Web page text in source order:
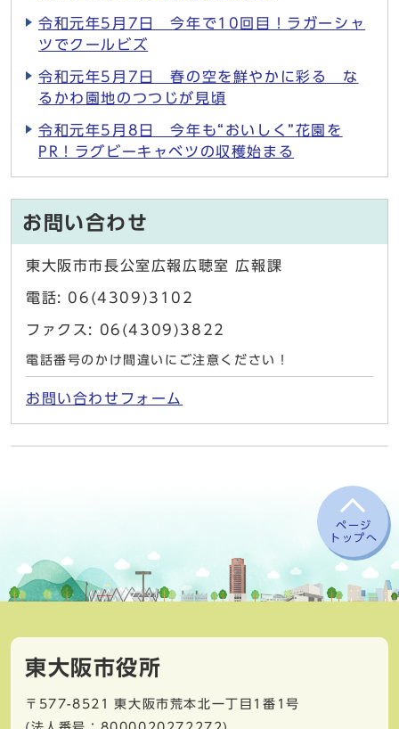
令和元年5月7日 今年で10回目！ラガーシャ
ツでクールビズ
令和元年5月7日 春の空を鮮やかに彩る な
るかわ園地のつつじが見頃
令和元年5月8日 今年も“おいしく”花園を
PR！ラグビーキャベツの収穫始まる
お問い合わせ
東大阪市市長公室広報広聴室 広報課
電話: 06(4309)3102
ファクス: 06(4309)3822
電話番号のかけ間違いにご注意ください！
お問い合わせフォーム
ページ
トップへ
東大阪市役所
〒577-8521
東大阪市荒本北一丁目1番1号